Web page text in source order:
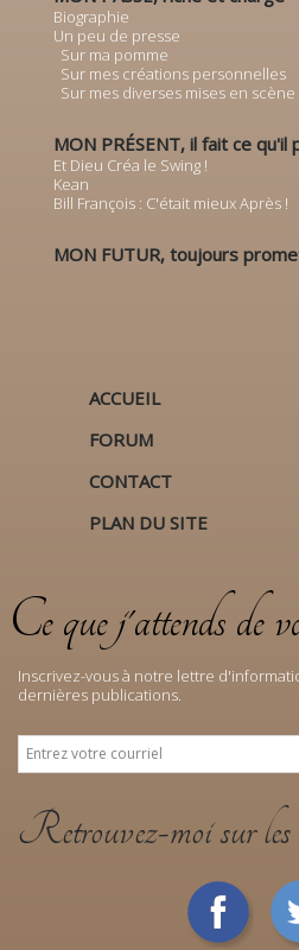
Biographie
Un peu de presse
Sur ma pomme
Sur mes créations personnelles
Sur mes diverses mises en scène
MON PRÉSENT, il fait ce qu'il
Et Dieu Créa le Swing !
Kean
Bill François : C'était mieux Après !
MON FUTUR, toujours
ACCUEIL
FORUM
CONTACT
PLAN DU SITE
Ce que j'attends de
Inscrivez-vous à notre lettre
dernières publications.
Retrouvez-moi sur les